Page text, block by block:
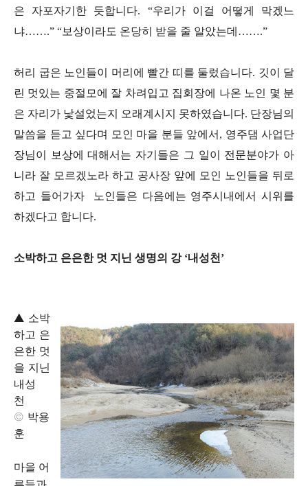
은 자포자기한 듯합니다. “우리가 이걸 어떻게 막겠느
냐…….” “보상이라도 온당히 받을 줄 알았는데…….”
허리 굽은 노인들이 머리에 빨간 띠를 둘렀습니다. 깃이 달
린 멋있는 중절모에 잘 차려입고 집회장에 나온 노인 몇 분
은 자리가 낯설었는지 오래계시지 못하였습니다. 단장님의
말씀을 듣고 싶다며 모인 마을 분들 앞에서, 영주댐 사업단
장님이 보상에 대해서는 자기들은 그 일이 전문분야가 아
니라 잘 모르겠노라 하고 공사장 앞에 모인 노인들을 뒤로
하고 들어가자 노인들은 다음에는 영주시내에서 시위를
하겠다고 합니다.
소박하고 은은한 멋 지닌 생명의 강 ‘내성천’
▲ 소박
하고 은
은한 멋
을 지닌
내성
천.
© 박용
훈
마을 어